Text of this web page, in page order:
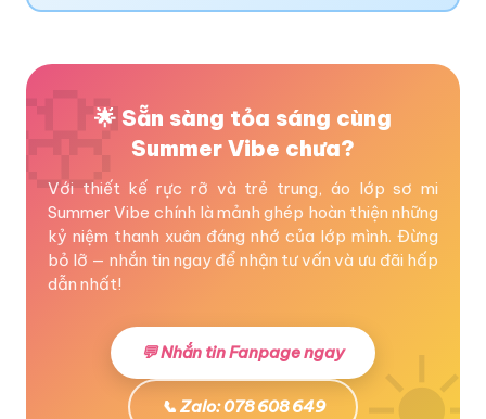
🌟 Sẵn sàng tỏa sáng cùng
Summer Vibe chưa?
Với thiết kế rực rỡ và trẻ trung, áo lớp sơ mi
Summer Vibe chính là mảnh ghép hoàn thiện những
kỷ niệm thanh xuân đáng nhớ của lớp mình. Đừng
bỏ lỡ — nhắn tin ngay để nhận tư vấn và ưu đãi hấp
dẫn nhất!
💬 Nhắn tin Fanpage ngay
📞 Zalo: 078 608 649